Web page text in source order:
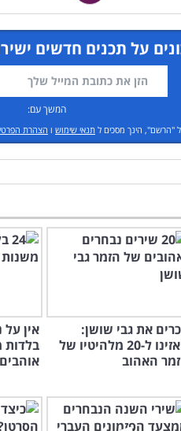
על תכנים חדשים
המשך עם:
"הרשם", הינך מסכים ל תנאי שימוש ו הצהרת
את גבי שושן:
האזינו ל-20 מלהיטיו של
האהוב